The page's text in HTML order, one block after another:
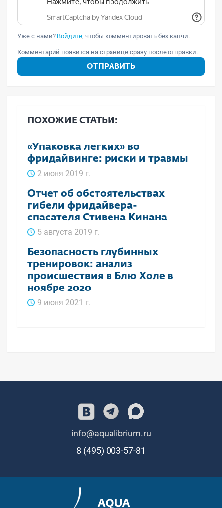
Уже с нами? Войдите, чтобы комментировать без капчи.
Комментарий появится на странице сразу после отправки.
ОТПРАВИТЬ
ПОХОЖИЕ СТАТЬИ:
«Упаковка легких» во
фридайвинге: риски и травмы
2 июня 2019 г.
Отчет об обстоятельствах
гибели фридайвера-
спасателя Стивена Кинана
5 августа 2019 г.
Безопасность глубинных
тренировок: анализ
происшествия в Блю Холе в
ноябре 2020
9 июня 2021 г.
info@aqualibrium.ru
8 (495) 003-57-81